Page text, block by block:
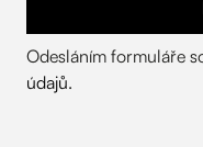
Odesláním formuláře
údajů.